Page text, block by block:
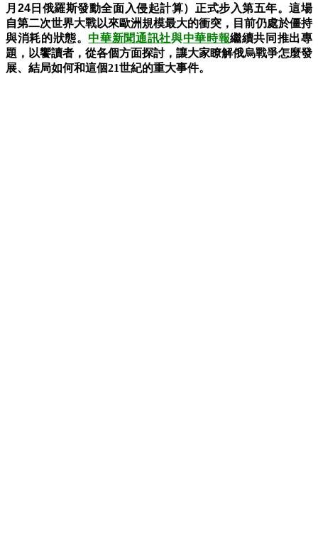
月24日 俄羅斯發動全面入侵起計算）正式步入第五年。這場
自第二次世界大戰以來歐洲規模最大的衝突，目前仍處於僵持
與消耗的狀態。中華新聞通訊社與中華時報繼續共同推出專
題，以饗讀者，從各個方面探討，讓大家瞭解俄烏戰爭怎麼發
展、結局如何和這個21世紀的重大事件。